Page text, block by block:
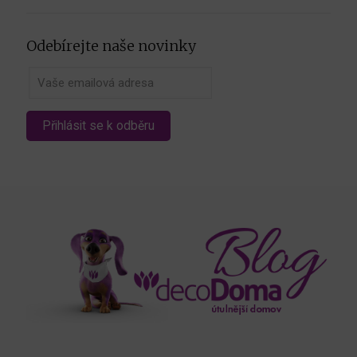
Odebírejte naše novinky